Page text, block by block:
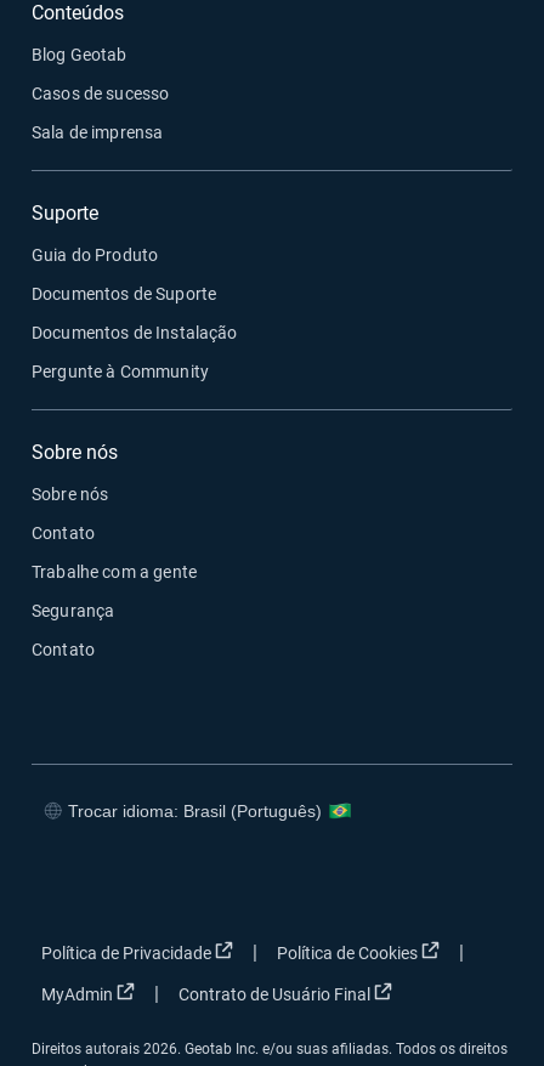
Conteúdos
Blog Geotab
Casos de sucesso
Sala de imprensa
Suporte
Guia do Produto
Documentos de Suporte
Documentos de Instalação
Pergunte à Community
Sobre nós
Sobre nós
Contato
Trabalhe com a gente
Segurança
Contato
Trocar idioma: Brasil (Português)
Política de Privacidade Abrir em uma nova janela
Política de Cookies Abrir em uma
MyAdmin Abrir em uma nova janela
Contrato de Usuário Final Abrir em uma nova
Direitos autorais 2026. Geotab Inc. e/ou suas afiliadas. Todos os direitos